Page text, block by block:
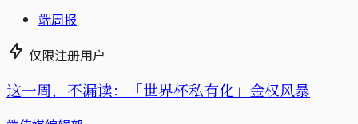
端周报
仅限注册用户
这一周，不漏读：「世界杯私有化」金权风暴